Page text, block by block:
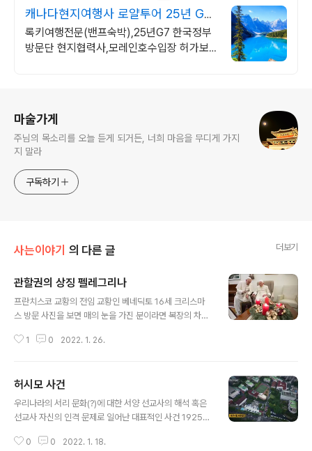
캐나다현지여행사 로얄투어 25년 G7
한국정부 협력사
록키여행전문(밴프숙박),25년G7 한국정부
방문단 현지협력사,모레인호수입장 허가보
마술가게
주님의 목소리를 오늘 듣게 되거든, 너희 마음을 무디게 가지
지 말라
구독하기
사는이야기 의 다른 글 더보기
관할권의 상징 펠레그리나
프란치스코 교황의 전임 교황인 베네딕토 16세 크리스마
스 방문 사진을 보면 매의 눈을 가진 분이라면 복장의 차이
입고 있지만 퇴임한 교황은 교황의 상징인 흰 수단은 입었
분이라면 소위 어깨 견장이 뜻하는 것이 지휘권(?)이라는
걸 알고 계실텐데 그것과 거의 같은 개념이다라고 생각하
시면 되겠습니다. 한국의 주교 복장도 보시면 어깨 망토를
는 신부들도 할 수 있지만 요즘엔 잘 안하시더라구요 #종
1 0 2022. 1. 26.
허시모 사건
우리나라의 서리 문화(?)에 대한 서양 선교사의 해석 혹은
선교사 자신의 인격 문제로 일어난 대표적인 사건 1925년
사 헤이스머(C. A. Haysmer) 집 과수원에 들어와 사과를
0 0 2022. 1. 18.